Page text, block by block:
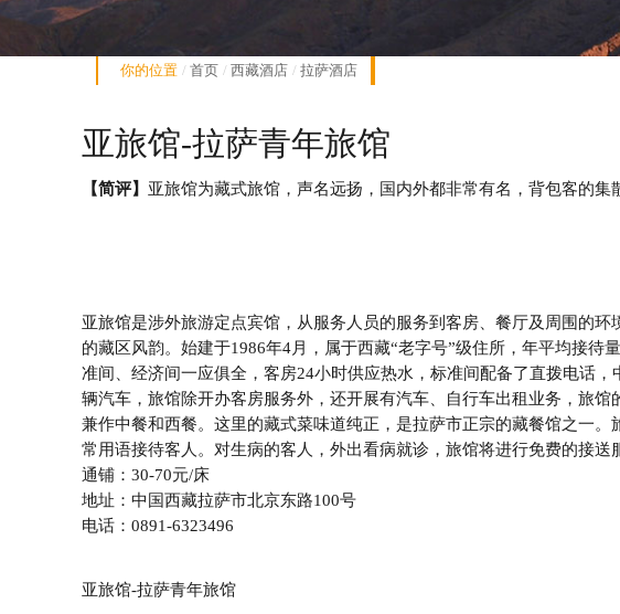
你的位置 首页 西藏酒店 拉萨酒店
亚旅馆-拉萨青年旅馆
【简评】 亚旅馆为藏式旅馆，声名远扬，国内外都非常有名，背包客的集
亚旅馆是涉外旅游定点宾馆，从服务人员的服务到客房、餐厅及周围的
的藏区风韵。始建于1986年4月，属于西藏“老字号”级住所，年平均接待
准间、经济间一应俱全，客房24小时供应热水，标准间配备了直拨电话
辆汽车，旅馆除开办客房服务外，还开展有汽车、自行车出租业务，旅
兼作中餐和西餐。这里的藏式菜味道纯正，是拉萨市正宗的藏餐馆之一
常用语接待客人。对生病的客人，外出看病就诊，旅馆将进行免费的接送
通铺：30-70元/床
地址：中国西藏拉萨市北京东路100号
电话：0891-6323496
亚旅馆-拉萨青年旅馆